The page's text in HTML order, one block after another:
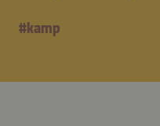
#kamp